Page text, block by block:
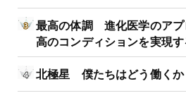
最高の体調 進化医学のアプ
高のコンディションを実現
北極星 僕たちはどう働くか